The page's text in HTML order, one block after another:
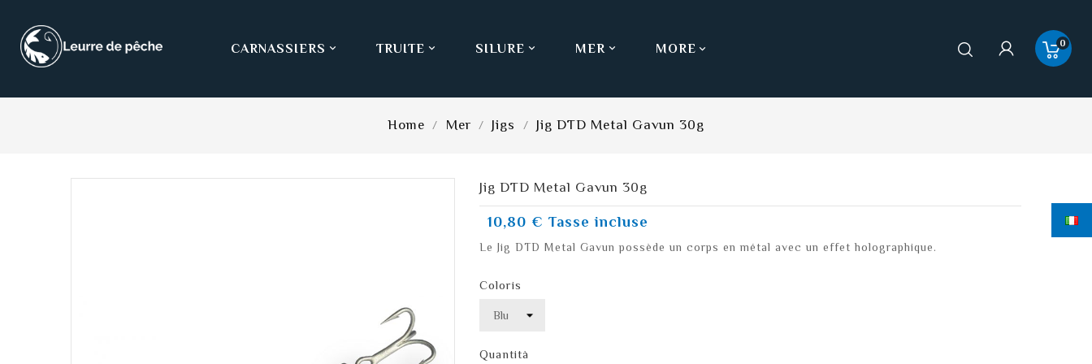

CARNASSIERS 
TRUITE 
SILURE 
MER MORE 0
Home Mer Jigs Jig DTD Metal Gavun 30g
Jig DTD Metal Gavun 30g
10,80 € Tasse incluse
Le Jig DTD Metal Gavun possède un corps en métal avec un effet holographique.
Coloris
Quantità